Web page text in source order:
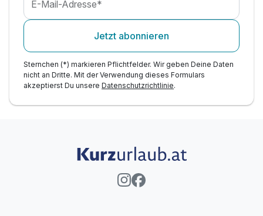
E-Mail-Adresse*
Jetzt abonnieren
Sternchen (*) markieren Pflichtfelder. Wir geben Deine Daten
nicht an Dritte. Mit der Verwendung dieses Formulars
akzeptierst Du unsere Datenschutzrichtlinie.